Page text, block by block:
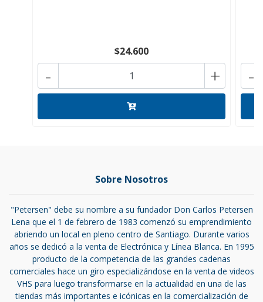
$24.600
+
- -
Sobre Nosotros
"Petersen" debe su nombre a su fundador Don Carlos Petersen
Lena que el 1 de febrero de 1983 comenzó su emprendimiento
abriendo un local en pleno centro de Santiago. Durante varios
años se dedicó a la venta de Electrónica y Línea Blanca. En 1995
producto de la competencia de las grandes cadenas
comerciales hace un giro especializándose en la venta de videos
VHS para luego transformarse en la actualidad en una de las
tiendas más importantes e icónicas en la comercialización de